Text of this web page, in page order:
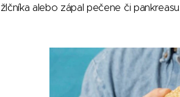
žlčníka alebo zápal pečene či pankreasu.